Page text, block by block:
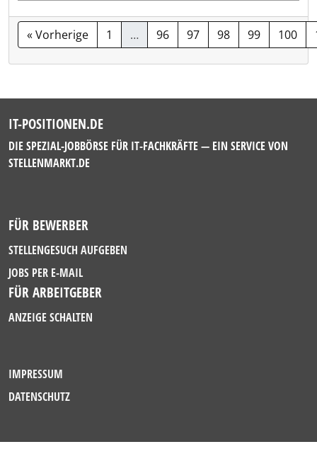
« Vorherige 1 … 96 97 98 99 100
IT-POSITIONEN.DE
DIE SPEZIAL-JOBBÖRSE FÜR IT-FACHKRÄFTE — EIN SERVICE VON
STELLENMARKT.DE
FÜR BEWERBER
STELLENGESUCH AUFGEBEN
JOBS PER E-MAIL
FÜR ARBEITGEBER
ANZEIGE SCHALTEN
IMPRESSUM
DATENSCHUTZ